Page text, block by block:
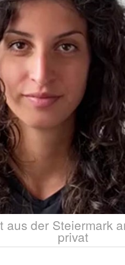
aus der Steiermark
privat